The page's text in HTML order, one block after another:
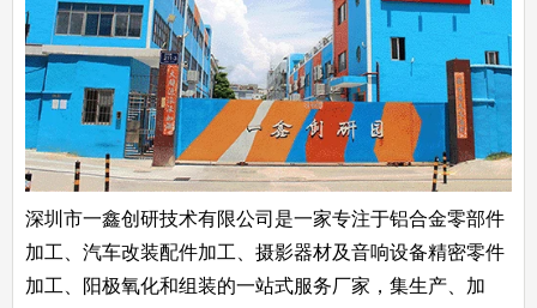
深圳市一鑫创研技术有限公司是一家专注于铝合金零部件
加工、汽车改装配件加工、摄影器材及音响设备精密零件
加工、阳极氧化和组装的一站式服务厂家，集生产、加